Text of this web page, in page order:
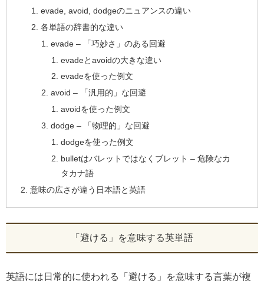
evade, avoid, dodgeのニュアンスの違い
各単語の辞書的な違い
evade – 「巧妙さ」のある回避
evadeとavoidの大きな違い
evadeを使った例文
avoid – 「汎用的」な回避
avoidを使った例文
dodge – 「物理的」な回避
dodgeを使った例文
bulletはバレットではなくブレット – 危険なカ
タカナ語
意味の広さが違う日本語と英語
「避ける」を意味する英単語
英語には日常的に使われる「避ける」を意味する言葉が複